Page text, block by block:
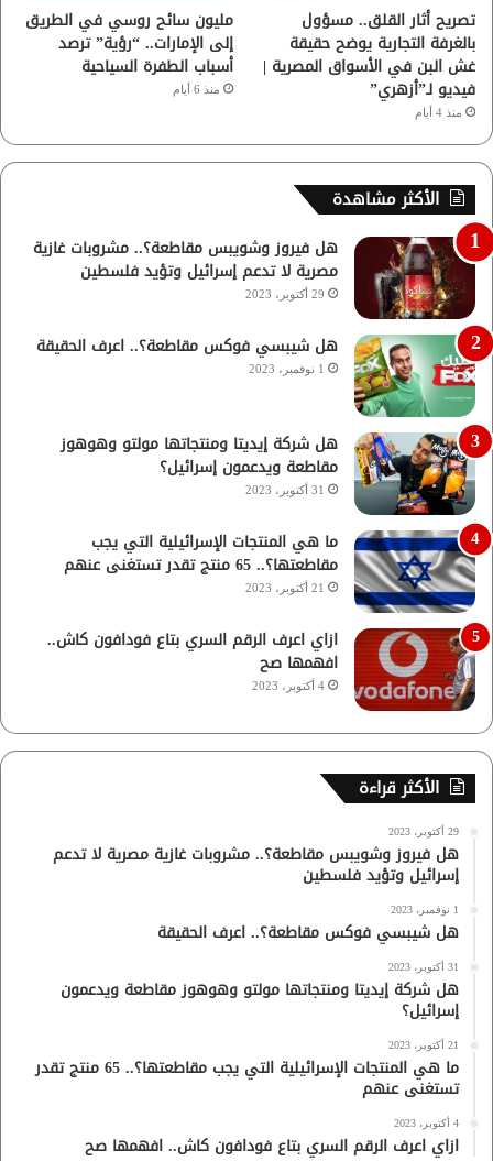
تصريح أثار القلق.. مسؤول
بالغرفة التجارية يوضح حقيقة
غش البن في الأسواق المصرية |
فيديو لـ”أزهري”
منذ 4 أيام
مليون سائح روسي في الطريق
إلى الإمارات.. “رؤية” ترصد
أسباب الطفرة السياحية
منذ 6 أيام
الأكثر مشاهدة
هل فيروز وشويبس مقاطعة؟.. مشروبات غازية
مصرية لا تدعم إسرائيل وتؤيد فلسطين
29 أكتوبر، 2023
هل شيبسي فوكس مقاطعة؟.. اعرف الحقيقة
1 نوفمبر، 2023
هل شركة إيديتا ومنتجاتها مولتو وهوهوز
مقاطعة ويدعمون إسرائيل؟
31 أكتوبر، 2023
ما هي المنتجات الإسرائيلية التي يجب
مقاطعتها؟.. 65 منتج تقدر تستغنى عنهم
21 أكتوبر، 2023
ازاي اعرف الرقم السري بتاع فودافون كاش..
افهمها صح
4 أكتوبر، 2023
الأكثر قراءة
29 أكتوبر، 2023
هل فيروز وشويبس مقاطعة؟.. مشروبات غازية مصرية لا تدعم
إسرائيل وتؤيد فلسطين
1 نوفمبر، 2023
هل شيبسي فوكس مقاطعة؟.. اعرف الحقيقة
31 أكتوبر، 2023
هل شركة إيديتا ومنتجاتها مولتو وهوهوز مقاطعة ويدعمون
إسرائيل؟
21 أكتوبر، 2023
ما هي المنتجات الإسرائيلية التي يجب مقاطعتها؟.. 65 منتج تقدر
تستغنى عنهم
4 أكتوبر، 2023
ازاي اعرف الرقم السري بتاع فودافون كاش.. افهمها صح